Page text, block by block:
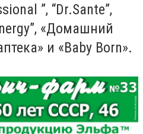
”, “Dr.Sante”,
«Домашний
и «Baby Born».